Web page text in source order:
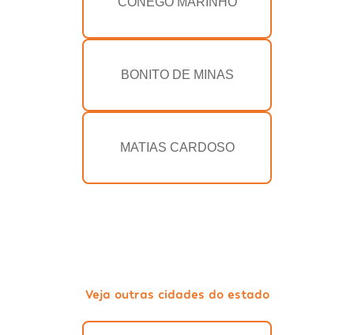
BONITO DE MINAS
MATIAS CARDOSO
Veja outras cidades do estado